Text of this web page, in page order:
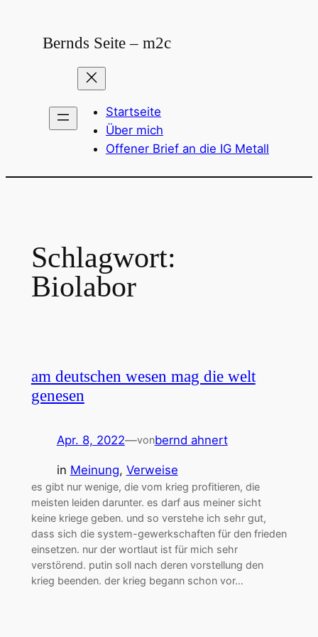
springenBernds Seite – m2c
Startseite
Über mich
Offener Brief an die IG Metall
Schlagwort:
Biolabor
am deutschen wesen mag die welt
genesen
Apr. 8, 2022—vonbernd ahnert
in Meinung, Verweise
es gibt nur wenige, die vom krieg profitieren, die
meisten leiden darunter. es darf aus meiner sicht
keine kriege geben. und so verstehe ich sehr gut,
dass sich die system-gewerkschaften für den frieden
einsetzen. nur der wortlaut ist für mich sehr
verstörend. putin soll nach deren vorstellung den
krieg beenden. der krieg begann schon vor…